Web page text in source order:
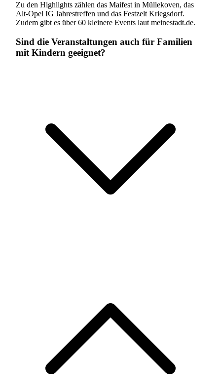
Zu den Highlights zählen das Maifest in Müllekoven, das
Alt-Opel IG Jahrestreffen und das Festzelt Kriegsdorf.
Zudem gibt es über 60 kleinere Events laut meinestadt.de.
Sind die Veranstaltungen auch für Familien
mit Kindern geeignet?